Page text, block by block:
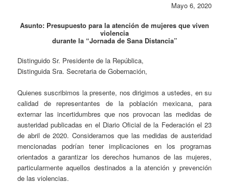
Mayo 6, 2020
Asunto: Presupuesto para la atención de mujeres que viven
violencia
durante la “Jornada de Sana Distancia”
Distinguido Sr. Presidente de la República,
Distinguida Sra. Secretaria de Gobernación,
Quienes suscribimos la presente, nos dirigimos a ustedes, en su
calidad de representantes de la población mexicana, para
externar las incertidumbres que nos provocan las medidas de
austeridad publicadas en el Diario Oficial de la Federación el 23
de abril de 2020. Consideramos que las medidas de austeridad
mencionadas podrían tener implicaciones en los programas
orientados a garantizar los derechos humanos de las mujeres,
particularmente aquellos destinados a la atención y prevención
de las violencias.